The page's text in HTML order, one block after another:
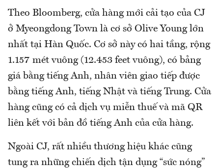
Theo Bloomberg, cửa hàng mới cải tạo của CJ
ở Myeongdong Town là cơ sở Olive Young lớn
nhất tại Hàn Quốc. Cơ sở này có hai tầng, rộng
1.157 mét vuông (12.453 feet vuông), có bảng
giá bằng tiếng Anh, nhân viên giao tiếp được
bằng tiếng Anh, tiếng Nhật và tiếng Trung. Cửa
hàng cũng có cả dịch vụ miễn thuế và mã QR
liên kết với bản đồ tiếng Anh của cửa hàng.
Ngoài CJ, rất nhiều thương hiệu khác cũng
tung ra những chiến dịch tận dụng “sức nóng”